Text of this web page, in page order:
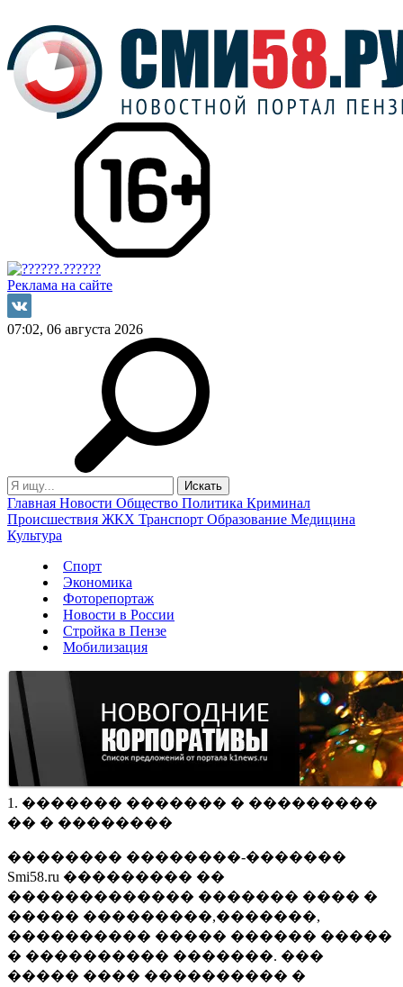
Реклама на сайте
07:02, 06 августа 2026
Главная Новости Общество Политика Криминал
Происшествия ЖКХ Транспорт Образование Медицина
Культура
Спорт
Экономика
Фоторепортаж
Новости в России
Стройка в Пензе
Мобилизация
1. ������� ������� � ���������
�� � ��������
�������� ��������-�������
Smi58.ru ��������� ��
������������� ������� ���� �
����� ���������,�������,
���������� ����� ������ �����
� ���������� �������. ���
����� ���� ���������� �